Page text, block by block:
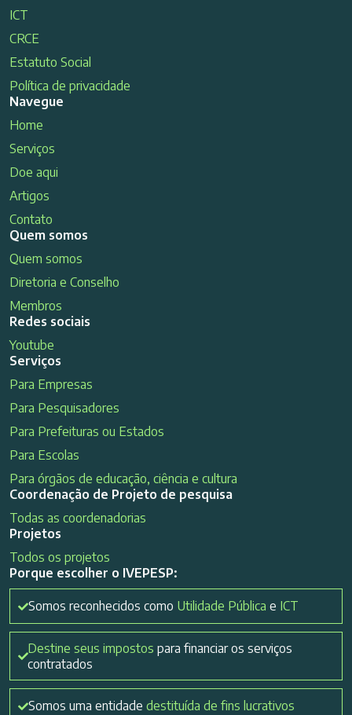
ICT
CRCE
Estatuto Social
Política de privacidade
Navegue
Home
Serviços
Doe aqui
Artigos
Contato
Quem somos
Quem somos
Diretoria e Conselho
Membros
Redes sociais
Youtube
Serviços
Para Empresas
Para Pesquisadores
Para Prefeituras ou Estados
Para Escolas
Para órgãos de educação, ciência e cultura
Coordenação de Projeto de pesquisa
Todas as coordenadorias
Projetos
Todos os projetos
Porque escolher o IVEPESP:
Somos reconhecidos como Utilidade Pública e ICT
Destine seus impostos para financiar os serviços
contratados
Somos uma entidade destituída de fins lucrativos